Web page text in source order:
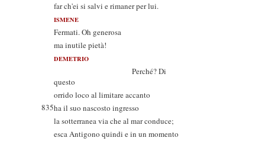
far ch'ei si salvi e rimaner per lui.
ISMENE
Fermati. Oh generosa
ma inutile pietà!
DEMETRIO
Perché? Di
questo
orrido loco al limitare accanto
835ha il suo nascosto ingresso
la sotterranea via che al mar conduce;
esca Antigono quindi e in un momento